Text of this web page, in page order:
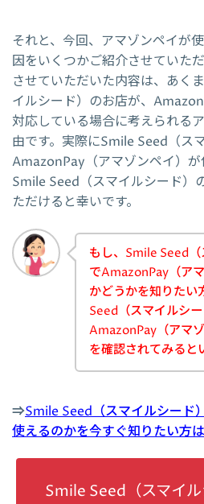
それと、今回、アマゾンペイが
因をいくつかご紹介させていた
させていただいた内容は、あく
イルシード）のお店が、
対応している場合に考えられる
由です。実際にSmile Seed（ス
AmazonPay（アマゾンペイ）
Smile Seed（スマイルシード）
ただけると幸いです。
もし、Smile Seed
でAmazonPay（ア
かどうかを知りたい
Seed（スマイルシ
AmazonPay（アマ
を確認されてみる
⇒Smile Seed（スマイルシード
使えるのかを今すぐ知りたい方
Smile Seed（スマイ